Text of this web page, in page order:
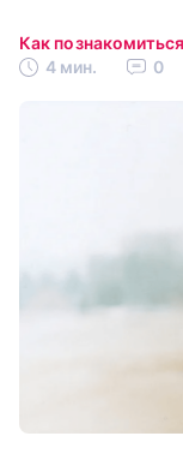
Как познакомиться
4 мин.
0